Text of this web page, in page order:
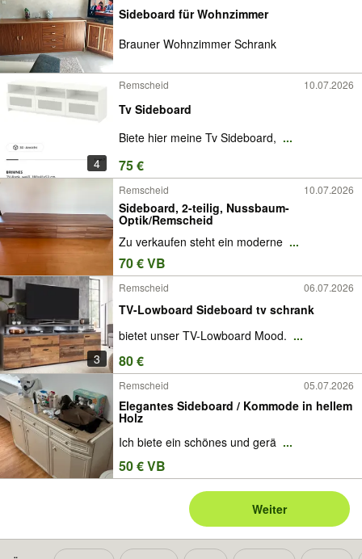
Sideboard für Wohnzimmer
Brauner Wohnzimmer Schrank
4
Remscheid 10.07.2026
Tv Sideboard
Biete hier meine Tv Sideboard, ...
75 €
Remscheid 10.07.2026
Sideboard, 2-teilig, Nussbaum-
Optik/Remscheid
Zu verkaufen steht ein moderne ...
70 € VB
3
Remscheid 06.07.2026
TV-Lowboard Sideboard tv schrank
bietet unser TV-Lowboard Mood. ...
80 €
Remscheid 05.07.2026
Elegantes Sideboard / Kommode in hellem
Holz
Ich biete ein schönes und gerä ...
50 € VB
Weiter